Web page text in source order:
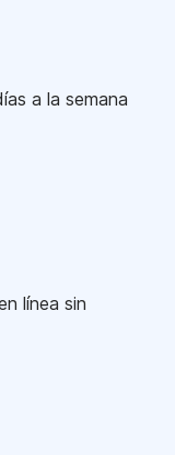
a la semana
línea sin